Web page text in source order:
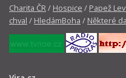
Charita ČR/ Hospice / Papež
chval / HledámBoha / Některé